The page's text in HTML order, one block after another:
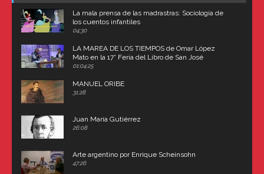
La mala prensa de las madrastras: Sociología de
los cuentos infantiles
04:30
LA MAREA DE LOS TIEMPOS de Omar López
Mato en la 17° Feria del Libro de San José
(Uruguay)
01:04:25
MANUEL ORIBE
31:28
Juan María Gutiérrez
26:08
Arte argentino por Enrique Scheinsohn
47:26